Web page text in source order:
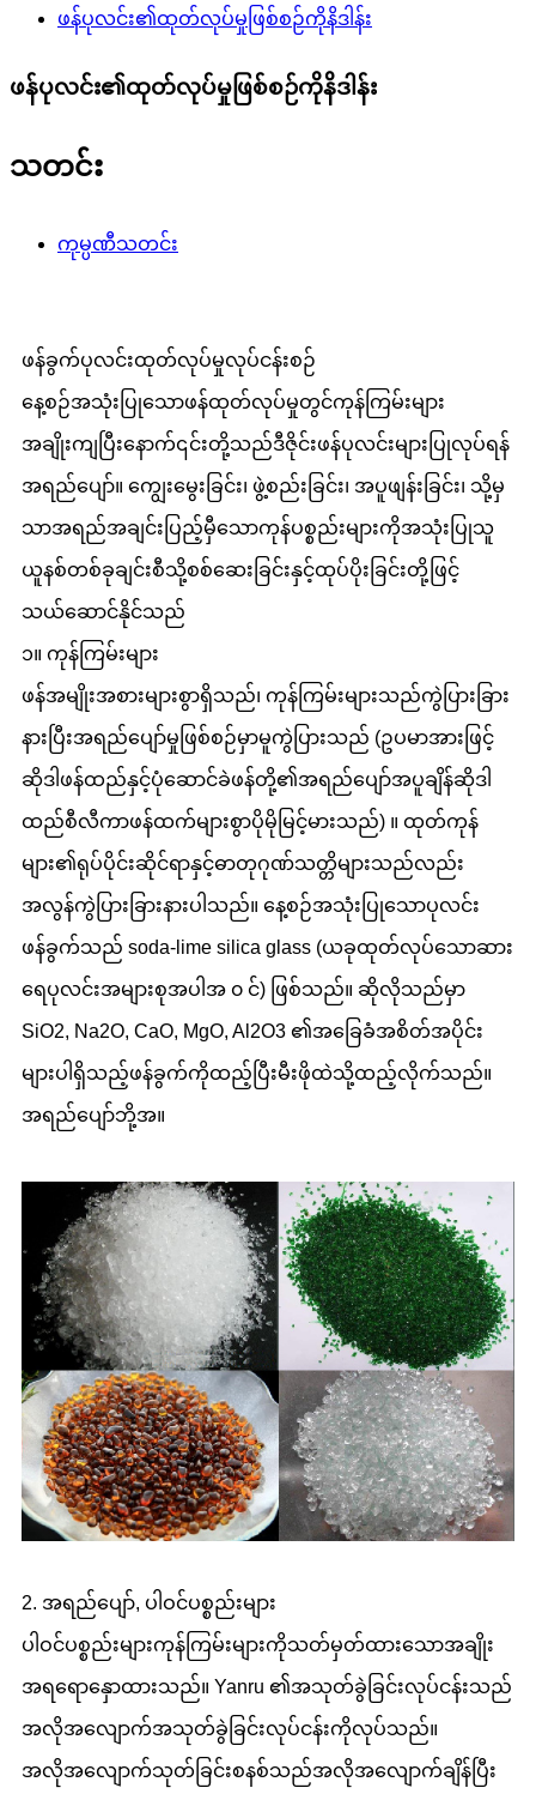
ဖန်ပုလင်း၏ထုတ်လုပ်မှုဖြစ်စဉ်ကိုနိဒါန်း
ဖန်ပုလင်း၏ထုတ်လုပ်မှုဖြစ်စဉ်ကိုနိဒါန်း
သတင်း
ကုမ္ပဏီသတင်း
ဖန်ခွက်ပုလင်းထုတ်လုပ်မှုလုပ်ငန်းစဉ်
နေ့စဉ်အသုံးပြုသောဖန်ထုတ်လုပ်မှုတွင်ကုန်ကြမ်းများ
အချိုးကျပြီးနောက်၎င်းတို့သည်ဒီဇိုင်းဖန်ပုလင်းများပြုလုပ်ရန်
အရည်ပျော်။ ကျွေးမွေးခြင်း၊ ဖွဲ့စည်းခြင်း၊ အပူဖျန်းခြင်း၊ သို့မှ
သာအရည်အချင်းပြည့်မှီသောကုန်ပစ္စည်းများကိုအသုံးပြုသူ
ယူနစ်တစ်ခုချင်းစီသို့စစ်ဆေးခြင်းနှင့်ထုပ်ပိုးခြင်းတို့ဖြင့်
သယ်ဆောင်နိုင်သည်
၁။ ကုန်ကြမ်းများ
ဖန်အမျိုးအစားများစွာရှိသည်၊ ကုန်ကြမ်းများသည်ကွဲပြားခြား
နားပြီးအရည်ပျော်မှုဖြစ်စဉ်မှာမူကွဲပြားသည် (ဥပမာအားဖြင့်
ဆိုဒါဖန်ထည်နှင့်ပုံဆောင်ခဲဖန်တို့၏အရည်ပျော်အပူချိန်ဆိုဒါ
ထည်စီလီကာဖန်ထက်များစွာပိုမိုမြင့်မားသည်) ။ ထုတ်ကုန်
များ၏ရုပ်ပိုင်းဆိုင်ရာနှင့်ဓာတုဂုဏ်သတ္တိများသည်လည်း
အလွန်ကွဲပြားခြားနားပါသည်။ နေ့စဉ်အသုံးပြုသောပုလင်း
ဖန်ခွက်သည် soda-lime silica glass (ယခုထုတ်လုပ်သောဆား
ရေပုလင်းအများစုအပါအ ၀ င်) ဖြစ်သည်။ ဆိုလိုသည်မှာ
SiO2, Na2O, CaO, MgO, Al2O3 ၏အခြေခံအစိတ်အပိုင်း
များပါရှိသည့်ဖန်ခွက်ကိုထည့်ပြီးမီးဖိုထဲသို့ထည့်လိုက်သည်။
အရည်ပျော်ဘို့အ။
2. အရည်ပျော်, ပါဝင်ပစ္စည်းများ
ပါဝင်ပစ္စည်းများကုန်ကြမ်းများကိုသတ်မှတ်ထားသောအချိုး
အရရောနှောထားသည်။ Yanru ၏အသုတ်ခွဲခြင်းလုပ်ငန်းသည်
အလိုအလျောက်အသုတ်ခွဲခြင်းလုပ်ငန်းကိုလုပ်သည်။
အလိုအလျောက်သုတ်ခြင်းစနစ်သည်အလိုအလျောက်ချိန်ပြီး